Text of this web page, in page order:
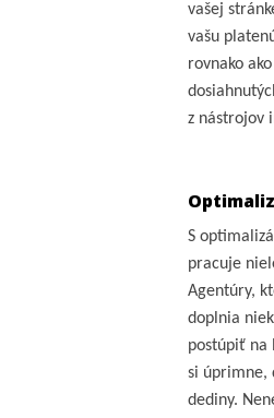
vašej
vašu
rovnako
z nástrojov
S
pracuje
Agentúry,
doplnia
postúpiť na
si úprimne,
dediny.